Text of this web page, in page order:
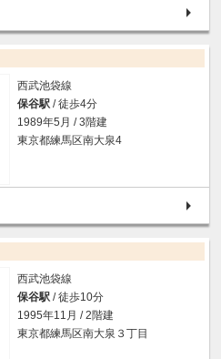
西武池袋線
保谷駅 / 徒歩4分
1989年5月 / 3階建
東京都練馬区南大泉4
西武池袋線
保谷駅 / 徒歩10分
1995年11月 / 2階建
東京都練馬区南大泉３丁目